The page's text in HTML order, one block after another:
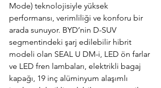
Mode) teknolojisiyle yüksek
performansı, verimliliği ve konforu bir
arada sunuyor. BYD’nin D-SUV
segmentindeki şarj edilebilir hibrit
modeli olan SEAL U DM-i, LED ön farlar
ve LED fren lambaları, elektrikli bagaj
kapağı, 19 inç alüminyum alaşımlı